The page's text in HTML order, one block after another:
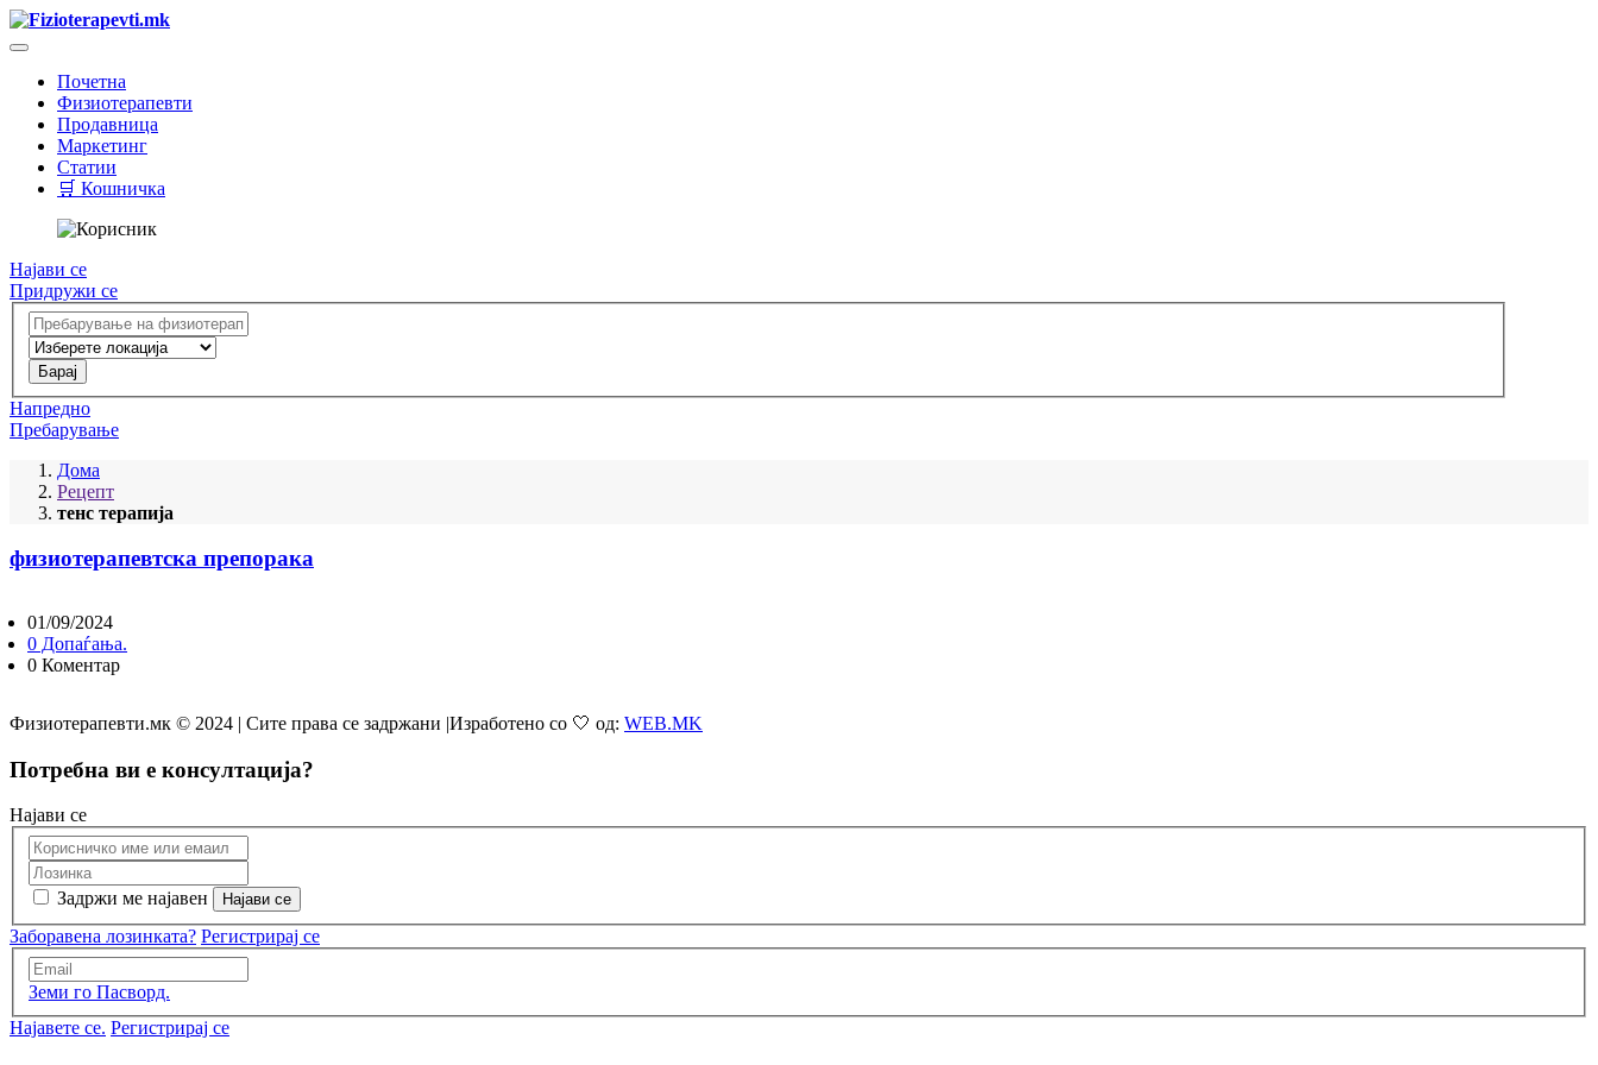
Почетна
Физиотерапевти
Продавница
Маркетинг
Статии
🛒 Кошничка
Најави се
Придружи се
Напредно
Пребарување
Дома
Рецепт
тенс терапија
физиотерапевтска препорака
01/09/2024
0 Допаѓања.
0 Коментар
Физиотерапевти.мк © 2024 | Сите права се задржани |Изработено со 🤍 од: WEB.MK
Потребна ви е консултација?
Најави се
Задржи ме најавен
Заборавена лозинката? Регистрирај се
Земи го Пасворд.
Најавете се. Регистрирај се